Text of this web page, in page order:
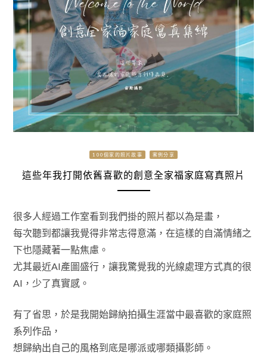
100個家的照片故事 案例分享
這些年我打開依舊喜歡的創意全家福家庭寫真照片
很多人經過工作室看到我們掛的照片都以為是畫，
每次聽到都讓我覺得非常志得意滿，在這樣的自滿情緒之
下也隱藏著一點焦慮。
尤其最近AI產圖盛行，讓我驚覺我的光線處理方式真的很
AI，少了真實感。
有了省思，於是我開始歸納拍攝生涯當中最喜歡的家庭照
系列作品，
想歸納出自己的風格到底是哪派或哪類攝影師。